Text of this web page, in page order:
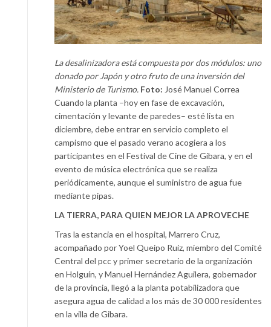
La desalinizadora está compuesta por dos módulos: uno
donado por Japón y otro fruto de una inversión del
Ministerio de Turismo. Foto: José Manuel Correa
Cuando la planta –hoy en fase de excavación,
cimentación y levante de paredes– esté lista en
diciembre, debe entrar en servicio completo el
campismo que el pasado verano acogiera a los
participantes en el Festival de Cine de Gibara, y en el
evento de música electrónica que se realiza
periódicamente, aunque el suministro de agua fue
mediante pipas.
LA TIERRA, PARA QUIEN MEJOR LA APROVECHE
Tras la estancia en el hospital, Marrero Cruz,
acompañado por Yoel Queipo Ruiz, miembro del Comité
Central del pcc y primer secretario de la organización
en Holguín, y Manuel Hernández Aguilera, gobernador
de la provincia, llegó a la planta potabilizadora que
asegura agua de calidad a los más de 30 000 residentes
en la villa de Gibara.